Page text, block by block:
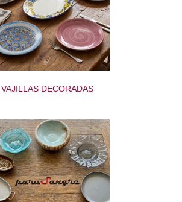
VAJILLAS DECORADAS